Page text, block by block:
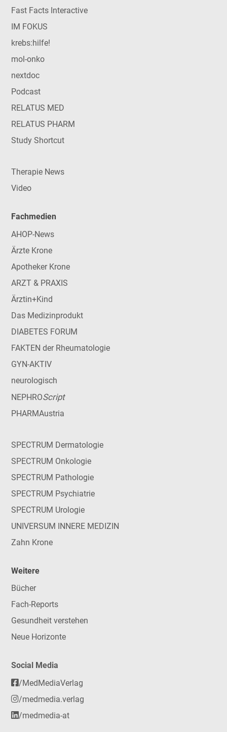
Fast Facts Interactive
IM FOKUS
krebs:hilfe!
mol-onko
nextdoc
Podcast
RELATUS MED
RELATUS PHARM
Study Shortcut
Therapie News
Video
Fachmedien
AHOP-News
Ärzte Krone
Apotheker Krone
ARZT & PRAXIS
Ärztin+Kind
Das Medizinprodukt
DIABETES FORUM
FAKTEN der Rheumatologie
GYN-AKTIV
neurologisch
NEPHROScript
PHARMAustria
SPECTRUM Dermatologie
SPECTRUM Onkologie
SPECTRUM Pathologie
SPECTRUM Psychiatrie
SPECTRUM Urologie
UNIVERSUM INNERE MEDIZIN
Zahn Krone
Weitere
Bücher
Fach-Reports
Gesundheit verstehen
Neue Horizonte
Social Media
/MedMediaVerlag
/medmedia.verlag
/medmedia-at